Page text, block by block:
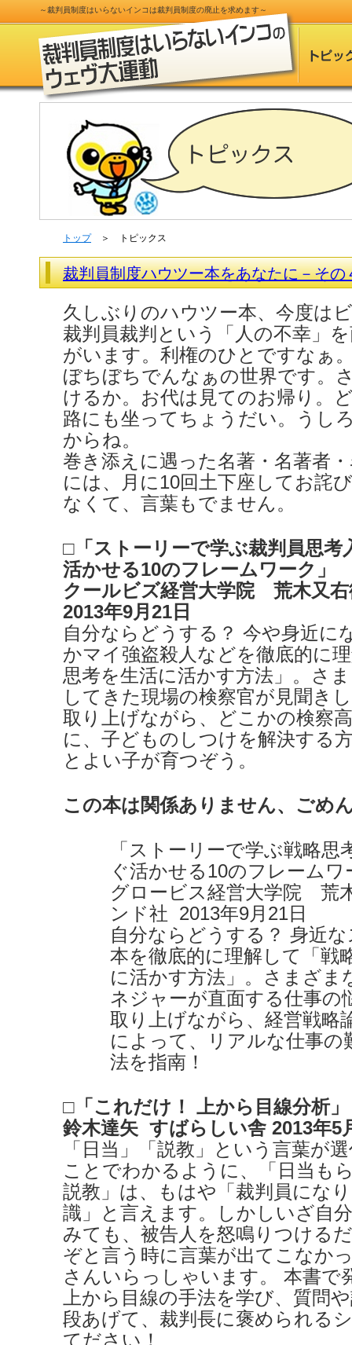
～裁判員制度はいらないインコは裁判員制度の廃止を求めます～
トップ＞ トピックス
裁判員制度ハウツー本をあなたに－その
久しぶりのハウツー本、今度は
裁判員裁判という「人の不幸」
がいます。利権のひとですなぁ
ぼちぼちでんなぁの世界です。
けるか。お代は見てのお帰り。
路にも坐ってちょうだい。うし
からね。
巻き添えに遇った名著・名著者
には、月に10回土下座してお詫
なくて、言葉もでません。
□「ストーリーで学ぶ裁判員思
活かせる10のフレームワーク」
クールビズ経営大学院 荒木又
2013年9月21日
自分ならどうする？ 今や身近に
かマイ強盗殺人などを徹底的に
思考を生活に活かす方法」。さ
してきた現場の検察官が見聞き
取り上げながら、どこかの検察
に、子どものしつけを解決する
とよい子が育つぞう。
この本は関係ありません、ごめ
「ストーリーで学ぶ戦略
ぐ活かせる10のフレームワ
グロービス経営大学院 荒
ンド社 2013年9月21日
自分ならどうする？ 身近
本を徹底的に理解して「戦
に活かす方法」。さまざま
ネジャーが直面する仕事の
取り上げながら、経営戦略
によって、リアルな仕事の
法を指南！
□「これだけ！ 上から目線分析」
鈴木達矢 すばらしい舎 2013年5
「日当」「説教」という言葉が
ことでわかるように、「日当も
説教」は、もはや「裁判員にな
識」と言えます。しかしいざ自
みても、被告人を怒鳴りつける
ぞと言う時に言葉が出てこなか
さんいらっしゃいます。 本書で
上から目線の手法を学び、質問
段あげて、裁判長に褒められる
てださい！